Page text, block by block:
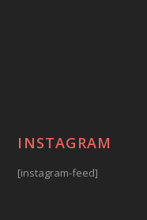
INSTAGRAM
[instagram-feed]